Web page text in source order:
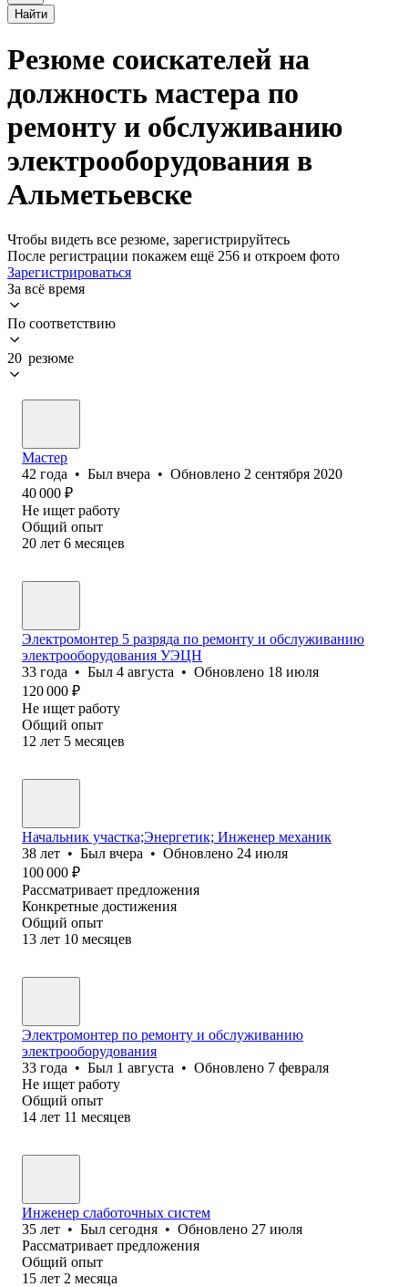
Найти
Резюме соискателей на
должность мастера по
ремонту и обслуживанию
электрооборудования в
Альметьевске
Чтобы видеть все резюме, зарегистрируйтесь
После регистрации покажем ещё 256 и откроем фото
Зарегистрироваться
За всё время
По соответствию
20 резюме
Мастер
42 года • Был вчера • Обновлено 2 сентября 2020
40 000 ₽
Не ищет работу
Общий опыт
20 лет 6 месяцев
Электромонтер 5 разряда по ремонту и обслуживанию
электрооборудования УЭЦН
33 года • Был 4 августа • Обновлено 18 июля
120 000 ₽
Не ищет работу
Общий опыт
12 лет 5 месяцев
Начальник участка;Энергетик; Инженер механик
38 лет • Был вчера • Обновлено 24 июля
100 000 ₽
Рассматривает предложения
Конкретные достижения
Общий опыт
13 лет 10 месяцев
Электромонтер по ремонту и обслуживанию
электрооборудования
33 года • Был 1 августа • Обновлено 7 февраля
Не ищет работу
Общий опыт
14 лет 11 месяцев
Инженер слаботочных систем
35 лет • Был сегодня • Обновлено 27 июля
Рассматривает предложения
Общий опыт
15 лет 2 месяца